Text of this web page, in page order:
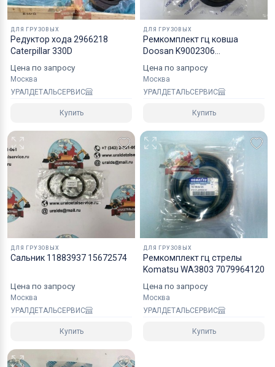
Коробки оптимального размера и с
надежным уровнем защиты.
Специалисты компании готовы взять на себя все
мероприятия по оформлению документов и
перевозке вашего заказа в любой регион РФ, в
страны СНГ, Азии и ЕС.
ДЛЯ ГРУЗОВЫХ
Редуктор хода 2966218
Caterpillar 330D
Цена по запросу
Москва
УРАЛДЕТАЛЬСЕРВИС
Купить
ДЛЯ ГРУЗОВЫХ
Ремкомплект гц ковша
Doosan K9002306
Цена по запросу
Москва
УРАЛДЕТАЛЬСЕРВИС
Купить
ДЛЯ ГРУЗОВЫХ
Сальник 11883937 15672574
Цена по запросу
Москва
УРАЛДЕТАЛЬСЕРВИС
Купить
ДЛЯ ГРУЗОВЫХ
Ремкомплект гц стрелы
Komatsu WA3803 7079964120
Цена по запросу
Москва
УРАЛДЕТАЛЬСЕРВИС
Купить